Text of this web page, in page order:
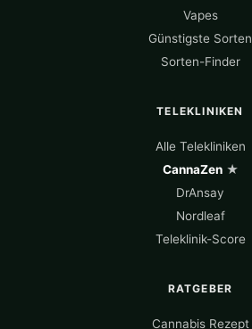
Vapes
Günstigste Sorten
Sorten-Finder
TELEKLINIKEN
Alle Telekliniken
CannaZen★
DrAnsay
Nordleaf
Teleklinik-Score
RATGEBER
Cannabis Rezept